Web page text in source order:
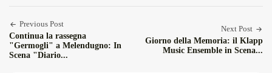
Previous Post
Continua la rassegna
"Germogli" a Melendugno: In
Scena "Diario...
Next Post
Giorno della Memoria: il Klapp
Music Ensemble in Scena...